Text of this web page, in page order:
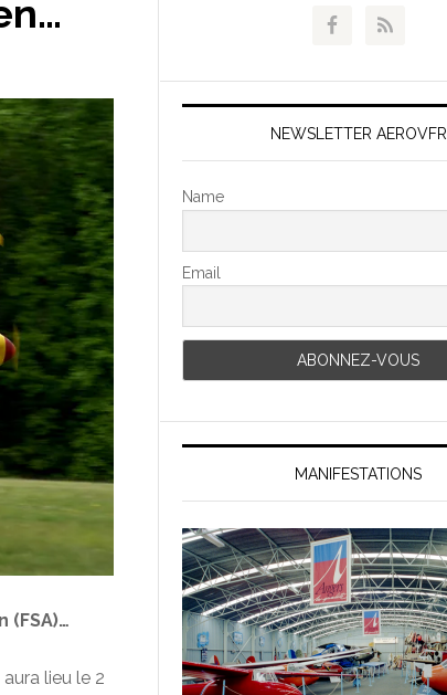
aura lieu le 2
NEWSLETTER AEROVFR
Name
Email
MANIFESTATIONS